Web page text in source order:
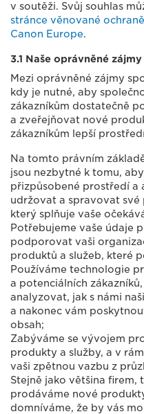
v soutěži. Svůj souhlas
stránce věnované
Canon Europe.
3.1 Naše oprávněné zájmy
Mezi oprávněné zájmy
kdy je nutné, aby
zákazníkům dostatečně
a zveřejňovat nové
zákazníkům lepší
Na tomto právním
jsou nezbytné k tomu,
přizpůsobené prostředí a
udržovat a spravovat své
který splňuje vaše
Potřebujeme vaše údaje
podporovat vaši
produktů a služeb, které
Používáme technologie
a potenciálních
analyzovat, jak s námi
a nakonec vám
obsah;
Zabýváme se vývojem
produkty a služby, a v
vaši zpětnou vazbu z
Stejně jako většina firem,
prodáváme nové
domníváme, že by vás